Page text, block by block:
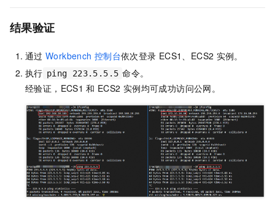
结果验证
通过 Workbench 控制台依次登录 ECS1、ECS2 实例。
执行 ping 223.5.5.5 命令。
经验证，ECS1 和 ECS2 实例均可成功访问公网。